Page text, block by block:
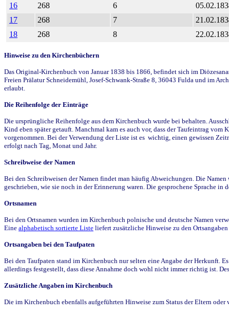
16
268 6
17
268 7
18
268 8
Hinweise zu den Kirchenbüchern
Das Original-Kirchenbuch von Januar 1838 bis 1866, befindet sich im
Freien Prälatur Schneidemühl, Josef-Schwank-Straße 8, 36043 Fulda und im
erlaubt.
Die Reihenfolge der Einträge
Die ursprüngliche Reihenfolge aus dem Kirchenbuch wurde bei behalten.
Kind eben später getauft. Manchmal kam es auch vor, dass der Taufeintrag
vorgenommen. Bei der Verwendung der Liste ist es wichtig, einen gewissen
erfolgt nach Tag, Monat und Jahr.
Schreibweise der Namen
Bei den Schreibweisen der Namen findet man häufig Abweichungen. Die
geschrieben, wie sie noch in der Erinnerung waren. Die gesprochene Sprache
Ortsnamen
Bei den Ortsnamen wurden im Kirchenbuch polnische und deutsche Namen
Eine alphabetisch sortierte Liste liefert zusätzliche Hinweise zu den
Ortsangaben bei den Taufpaten
Bei den Taufpaten stand im Kirchenbuch nur selten eine Angabe der Herkunft.
allerdings festgestellt, dass diese Annahme doch wohl nicht immer richtig ist.
Zusätzliche Angaben im Kirchenbuch
Die im Kirchenbuch ebenfalls aufgeführten Hinweise zum Status der Eltern